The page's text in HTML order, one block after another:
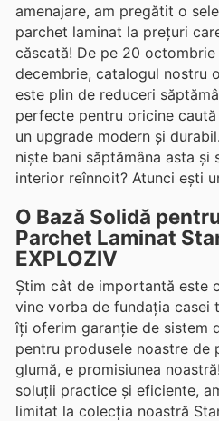
amenajare, am pregătit o
parchet laminat la prețuri
căscată! De pe 20 octombrie
decembrie, catalogul nostru
este plin de reduceri
perfecte pentru oricine
un upgrade modern și
niște bani săptămâna asta și
interior reînnoit? Atunci ești
O Bază Solidă
Parchet Laminat
EXPLOZIV
Știm cât de importantă este
vine vorba de fundația casei
îți oferim garanție de sistem
pentru produsele noastre de
glumă, e promisiunea
soluții practice și eficiente,
limitat la colecția noastră